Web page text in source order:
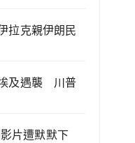
拉克親伊朗民
及遇襲 川普
片遭默默下